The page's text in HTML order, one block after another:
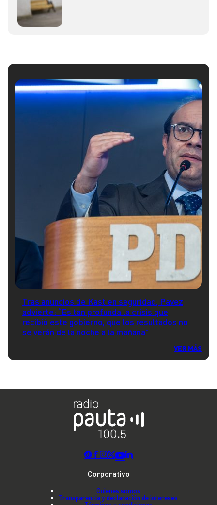
Tras anuncios de Kast en seguridad, Pavez
advierte: “Es tan profunda la crisis que
recibió este gobierno, que los resultados no
se verán de la noche a la mañana"
VER MÁS
Corporativo
Quienes somos
Transparencia y declaración de intereses